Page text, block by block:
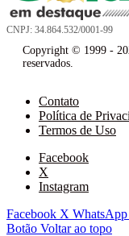
CNPJ: 34.864.532/0001-99
Copyright © 1999 -
reservados.
Contato
Política de
Termos de Uso
Facebook
X
Instagram
Facebook X WhatsApp
Botão Voltar ao topo